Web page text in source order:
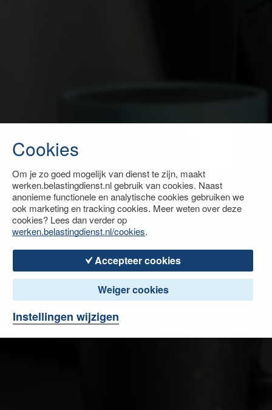
Cookies
Om je zo goed mogelijk van dienst te zijn, maakt
werken.belastingdienst.nl gebruik van cookies. Naast
anonieme functionele en analytische cookies gebruiken we
ook marketing en tracking cookies. Meer weten over deze
cookies? Lees dan verder op
werken.belastingdienst.nl/cookies.
Accepteer cookies
Weiger cookies
Instellingen wijzigen